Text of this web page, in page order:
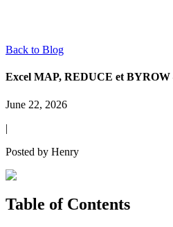
Back to Blog
Excel MAP, REDUCE et BYROW
June 22, 2026
|
Posted by Henry
Table of Contents